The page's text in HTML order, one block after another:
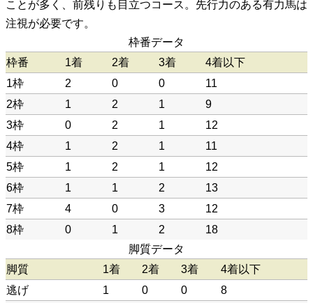
ことが多く、前残りも目立つコース。先行力のある有力馬は
注視が必要です。
枠番データ
枠番
1着 2着 3着
4着以下
1枠
2 0 0
11
2枠
1 2 1
9
3枠
0 2 1
12
4枠
1 2 1
11
5枠
1 2 1
12
6枠
1 1 2
13
7枠
4 0 3
12
8枠
0 1 2
18
脚質データ
脚質
1着 2着 3着
4着以下
逃げ
1 0 0
8